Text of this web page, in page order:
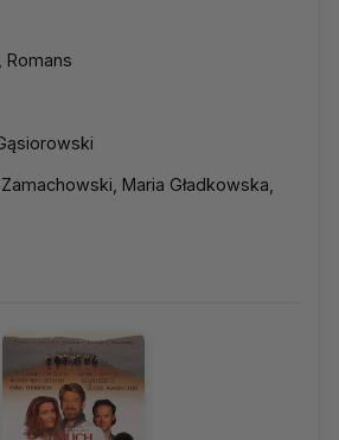
Romans
Maria Gładkowska,